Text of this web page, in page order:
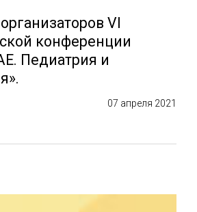
VI
конференции
Педиатрия и
07 апреля 2021